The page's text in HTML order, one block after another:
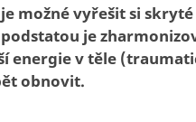
možné vyřešit si
je
energie v těle
obnovit.